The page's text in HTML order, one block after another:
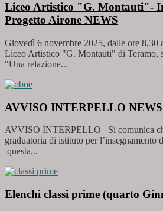
Liceo Artistico "G. Montauti"-
Progetto Airone NEWS
Giovedì 6 novembre 2025, dalle ore 8,30
Liceo Artistico "G. Montauti" di Teramo,
"Una relazione...
AVVISO INTERPELLO NEWS
AVVISO INTERPELLO Si comunica
graduatoria di istituto per
questa...
Elenchi classi prime (quarto